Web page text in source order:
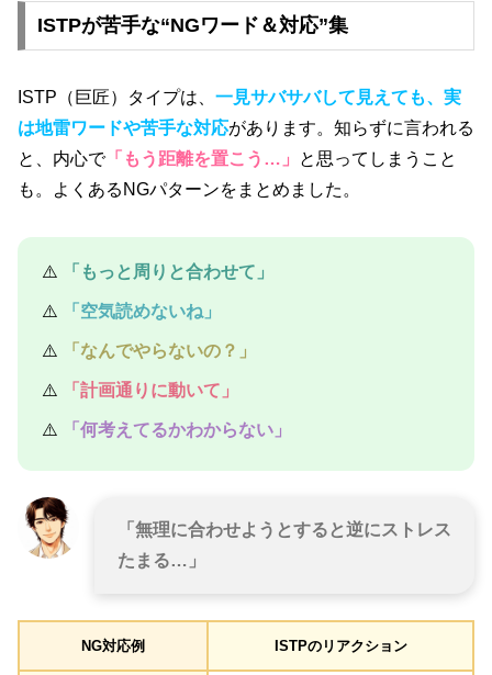
ISTPが苦手な“NGワード＆対応”集
ISTP（巨匠）タイプは、 一見サバサバして見えても、実
は地雷ワードや苦手な対応があります。知らずに言われる
と、内心で「もう距離を置こう…」
と思ってしまうこと
も。よくあるNGパターンをまとめました。
⚠️ 「もっと周りと合わせて」
⚠️ 「空気読めないね」
⚠️ 「なんでやらないの？」
⚠️ 「計画通りに動いて」
⚠️ 「何考えてるかわからない」
「無理に合わせようとすると逆にストレス
たまる…」
NG対応例 ISTPのリアクション